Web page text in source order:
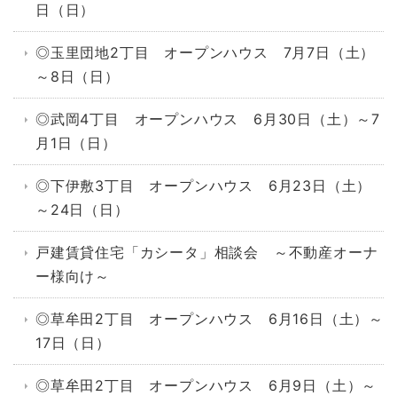
日（日）
◎玉里団地2丁目 オープンハウス 7月7日（土）
～8日（日）
◎武岡4丁目 オープンハウス 6月30日（土）～7
月1日（日）
◎下伊敷3丁目 オープンハウス 6月23日（土）
～24日（日）
戸建賃貸住宅「カシータ」相談会 ～不動産オーナ
ー様向け～
◎草牟田2丁目 オープンハウス 6月16日（土）～
17日（日）
◎草牟田2丁目 オープンハウス 6月9日（土）～